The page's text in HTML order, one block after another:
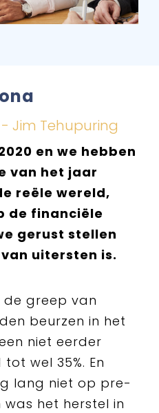
Jim Tehupuring
en we hebben
van het jaar
reële wereld,
de financiële
gerust stellen
uitersten is.
de greep van
beurzen in het
niet eerder
wel 35%. En
lang niet op pre-
het herstel in